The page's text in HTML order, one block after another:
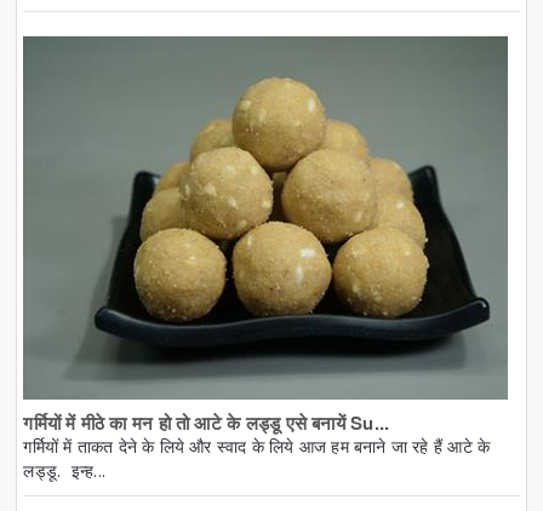
गर्मियों में मीठे का मन हो तो आटे के लड्डू एसे बनायें Su...
गर्मियों में ताकत देने के लिये और स्वाद के लिये आज हम बनाने जा रहे हैं आटे के
लड्डू. इन्ह...